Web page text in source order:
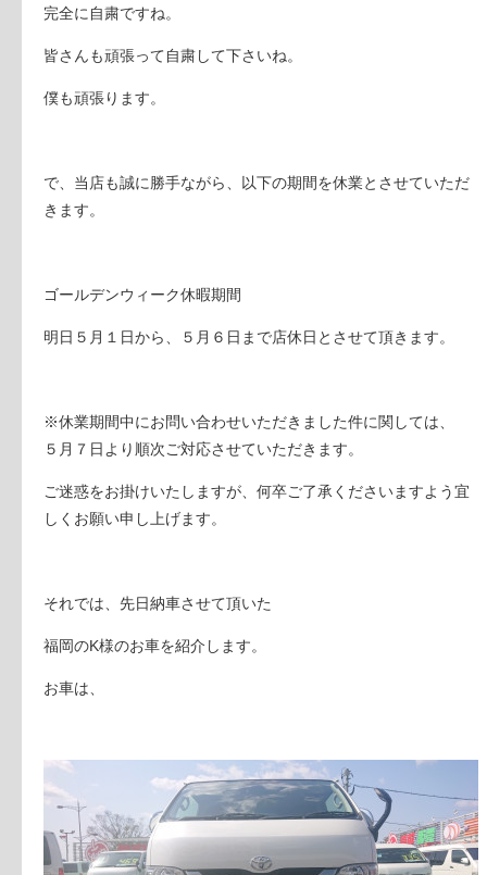
完全に自粛ですね。
皆さんも頑張って自粛して下さいね。
僕も頑張ります。
で、当店も誠に勝手ながら、以下の期間を休業とさせていただ
きます。
ゴールデンウィーク休暇期間
明日５月１日から、５月６日まで店休日とさせて頂きます。
※休業期間中にお問い合わせいただきました件に関しては、
５月７日より順次ご対応させていただきます。
ご迷惑をお掛けいたしますが、何卒ご了承くださいますよう宜
しくお願い申し上げます。
それでは、先日納車させて頂いた
福岡のK様のお車を紹介します。
お車は、